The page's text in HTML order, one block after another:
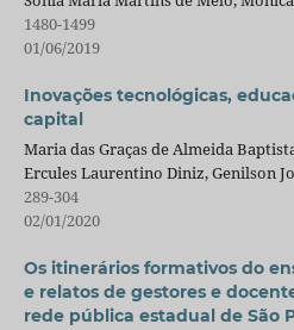
1480-1499
01/06/2019
Inovações tecnológicas,
capital
Maria das Graças de Almeida
Ercules Laurentino Diniz, Genilson
289-304
02/01/2020
Os itinerários formativos do
e relatos de gestores e
rede pública estadual de São